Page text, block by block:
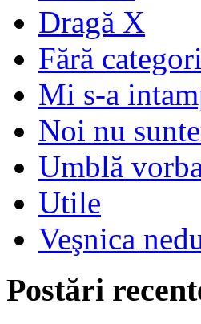
Dragă X
Fără
Mi s-a
Noi nu
Umblă
Utile
Veşnica
Postări